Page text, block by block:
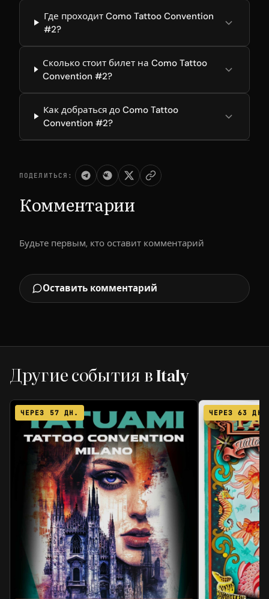
Где проходит Como Tattoo Convention
#2?
Сколько стоит билет на Como Tattoo
Convention #2?
Как добраться до Como Tattoo
Convention #2?
ПОДЕЛИТЬСЯ:
Комментарии
Будьте первым, кто оставит комментарий
Оставить комментарий
Другие события в Italy
ЧЕРЕЗ 57 ДН. ЧЕРЕЗ 63 ДН.